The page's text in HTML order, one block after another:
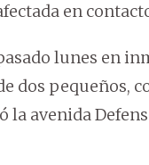
en
lunes en
dos pequeños,
la avenida